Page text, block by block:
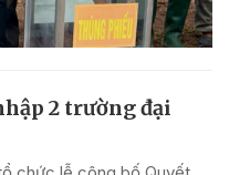
2 trường đại